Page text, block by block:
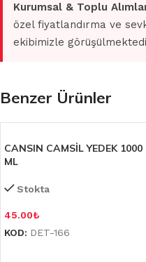
Kurumsal & Toplu
özel fiyatlandırma ve
ekibimizle
Benzer Ürünler
CANSIN CAMSİL YEDEK 1000
ML
Stokta
45.00₺
KOD: DET-166